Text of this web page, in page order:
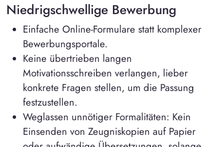
Niedrigschwellige Bewerbung
Einfache Online-Formulare statt komplexer
Bewerbungsportale.
Keine übertrieben langen
Motivationsschreiben verlangen, lieber
konkrete Fragen stellen, um die Passung
festzustellen.
Weglassen unnötiger Formalitäten: Kein
Einsenden von Zeugniskopien auf Papier